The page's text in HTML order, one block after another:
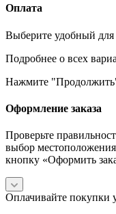
Оплата
Выберите удобный для
Подробнее о всех
Нажмите
Оформление заказа
Проверьте
выбор
кнопку «Оформить
Оплачивайте покупки